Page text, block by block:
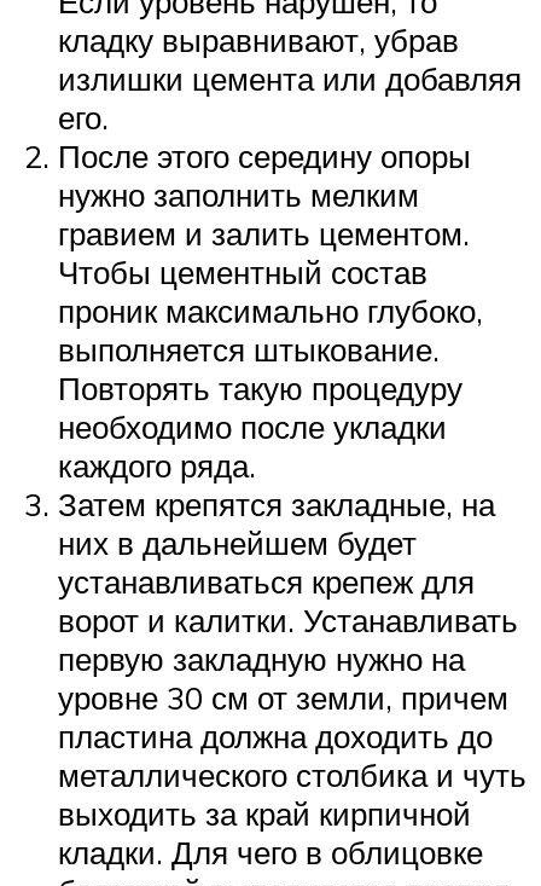
кладку выравнивают, убрав
излишки цемента или добавляя
его.
После этого середину опоры
нужно заполнить мелким
гравием и залить цементом.
Чтобы цементный состав
проник максимально глубоко,
выполняется штыкование.
Повторять такую процедуру
необходимо после укладки
каждого ряда.
Затем крепятся закладные, на
них в дальнейшем будет
устанавливаться крепеж для
ворот и калитки. Устанавливать
первую закладную нужно на
уровне 30 см от земли, причем
пластина должна доходить до
металлического столбика и чуть
выходить за край кирпичной
кладки. Для чего в облицовке